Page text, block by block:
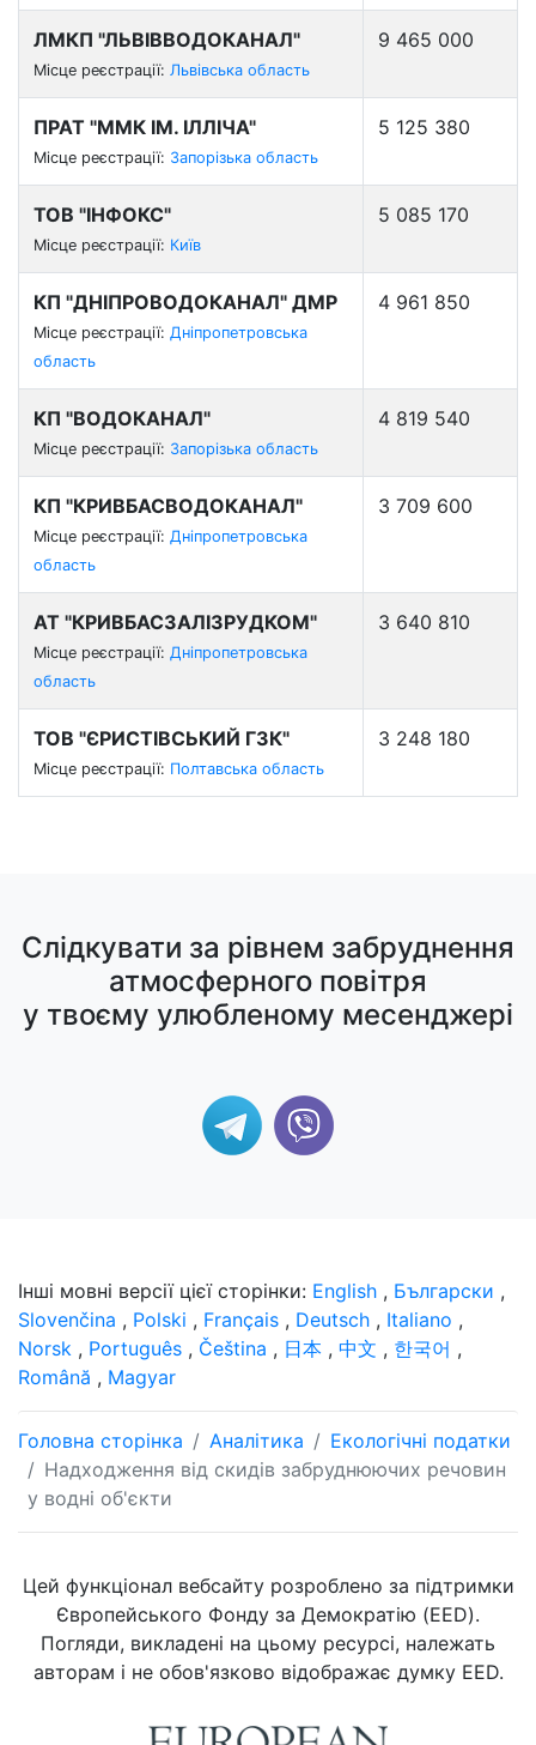
Головна сторінка Аналітика
Екологічні податки
Надходження від скидів забруднюючих речовин
у водні об'єкти
ЛМКП "ЛЬВІВВОДОКАНАЛ"
Місце реєстрації: Львівська область
9 465 000
ПРАТ "ММК ІМ. ІЛЛІЧА"
Місце реєстрації: Запорізька область
5 125 380
ТОВ "ІНФОКС"
Місце реєстрації: Київ
5 085 170
КП "ДНІПРОВОДОКАНАЛ" ДМР
Місце реєстрації: Дніпропетровська
область
4 961 850
КП "ВОДОКАНАЛ"
Місце реєстрації: Запорізька область
4 819 540
КП "КРИВБАСВОДОКАНАЛ"
Місце реєстрації: Дніпропетровська
область
3 709 600
АТ "КРИВБАСЗАЛІЗРУДКОМ"
Місце реєстрації: Дніпропетровська
область
3 640 810
ТОВ "ЄРИСТІВСЬКИЙ ГЗК"
Місце реєстрації: Полтавська область
3 248 180
Слідкувати за рівнем забруднення
атмосферного повітря
у твоєму улюбленому месенджері
Інші мовні версії цієї сторінки: English , Български ,
Slovenčina , Polski , Français , Deutsch , Italiano ,
Norsk , Português , Čeština , 日本 , 中文 , 한국어 ,
Română , Magyar
Цей функціонал вебсайту розроблено за підтримки
Європейського Фонду за Демократію (EED).
Погляди, викладені на цьому ресурсі, належать
авторам і не обов'язково відображає думку EED.